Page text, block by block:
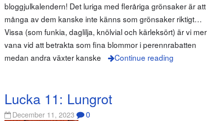
bloggjulkalendern! Det luriga med fleråriga grönsaker är att
många av dem kanske inte känns som grönsaker riktigt…
Vissa (som funkia, daglilja, knölvial och kärleksört) är vi mer
vana vid att betrakta som fina blommor i perennrabatten
medan andra växter kanske
Continue reading
Lucka 11: Lungrot
December 11, 2023 0